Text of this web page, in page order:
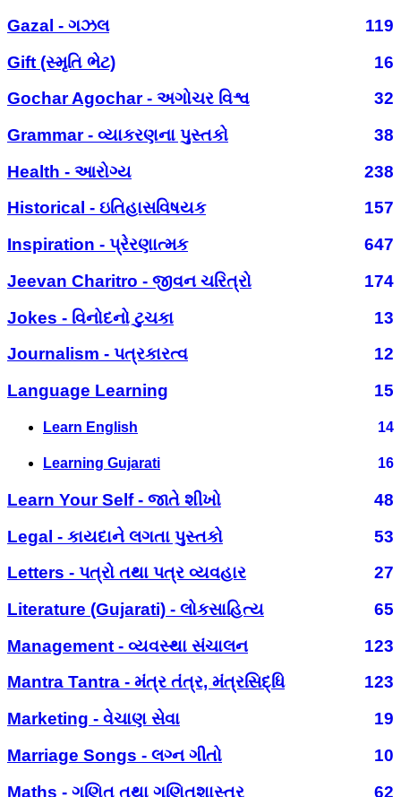
Gazal - ગઝલ
119
Gift (સ્મૃતિ ભેટ)
16
Gochar Agochar - અગોચર વિશ્વ
32
Grammar - વ્યાકરણના પુસ્તકો
38
Health - આરોગ્ય
238
Historical - ઇતિહાસવિષયક
157
Inspiration - પ્રેરણાત્મક
647
Jeevan Charitro - જીવન ચરિત્રો
174
Jokes - વિનોદનો ટુચકા
13
Journalism - પત્રકારત્વ
12
Language Learning
15
Learn English 14
Learning Gujarati 16
Learn Your Self - જાતે શીખો
48
Legal - કાયદાને લગતા પુસ્તકો
53
Letters - પત્રો તથા પત્ર વ્યવહાર
27
Literature (Gujarati) - લોકસાહિત્ય
65
Management - વ્યવસ્થા સંચાલન
123
Mantra Tantra - મંત્ર તંત્ર, મંત્રસિદ્ધિ
123
Marketing - વેચાણ સેવા
19
Marriage Songs - લગ્ન ગીતો
10
Maths - ગણિત તથા ગણિતશાસ્ત્ર
62